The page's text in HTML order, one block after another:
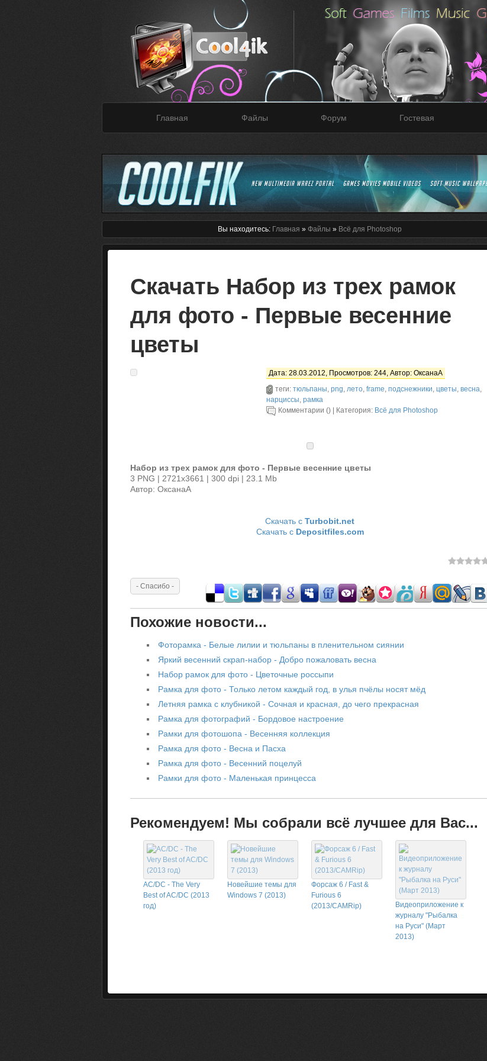
Главная Файлы Форум Гостевая
Вы находитесь: Главная » Файлы » Всё для Photoshop
Скачать Набор из трех рамок
для фото - Первые весенние
цветы
Дата: 28.03.2012, Просмотров: 244, Автор: ОксанаА
теги: тюльпаны, png, лето, frame, подснежники, цветы, весна,
нарциссы, рамка
Комментарии () | Категория: Всё для Photoshop
Набор из трех рамок для фото - Первые весенние цветы
3 PNG | 2721x3661 | 300 dpi | 23.1 Mb
Автор: ОксанаА
Скачать с Turbobit.net
Скачать с Depositfiles.com
Похожие новости...
Фоторамка - Белые лилии и тюльпаны в пленительном сиянии
Яркий весенний скрап-набор - Добро пожаловать весна
Набор рамок для фото - Цветочные россыпи
Рамка для фото - Только летом каждый год, в улья пчёлы носят мёд
Летняя рамка с клубникой - Сочная и красная, до чего прекрасная
Рамка для фотографий - Бордовое настроение
Рамки для фотошопа - Весенняя коллекция
Рамка для фото - Весна и Пасха
Рамка для фото - Весенний поцелуй
Рамки для фото - Маленькая принцесса
Рекомендуем! Мы собрали всё лучшее для Вас...
AC/DC - The Very
Best of AC/DC (2013
год)
Новейшие темы для
Windows 7 (2013)
Форсаж 6 / Fast &
Furious 6
(2013/CAMRip)
Видеоприложение к
журналу "Рыбалка
на Руси" (Март
2013)